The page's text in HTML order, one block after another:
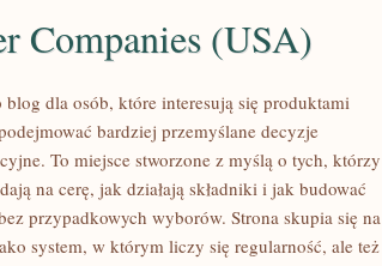
Companies (USA)
dla osób, które interesują się produktami
bardziej przemyślane decyzje
To miejsce stworzone z myślą o tych, którzy
na cerę, jak działają składniki i jak budować
przypadkowych wyborów. Strona skupia się na
system, w którym liczy się regularność, ale też